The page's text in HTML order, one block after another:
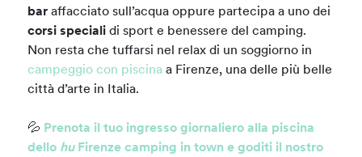
bar affacciato sull’acqua oppure partecipa a uno dei
corsi speciali di sport e benessere del camping.
Non resta che tuffarsi nel relax di un soggiorno in
campeggio con piscina a Firenze, una delle più belle
città d’arte in Italia.
💦 Prenota il tuo ingresso giornaliero alla piscina
dello huFirenze camping in town e goditi il nostro